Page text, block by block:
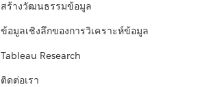
สร้างวัฒนธรรมข้อมูล
ข้อมูลเชิงลึกของการวิเคราะห์ข้อมูล
Tableau Research
ติดต่อเรา